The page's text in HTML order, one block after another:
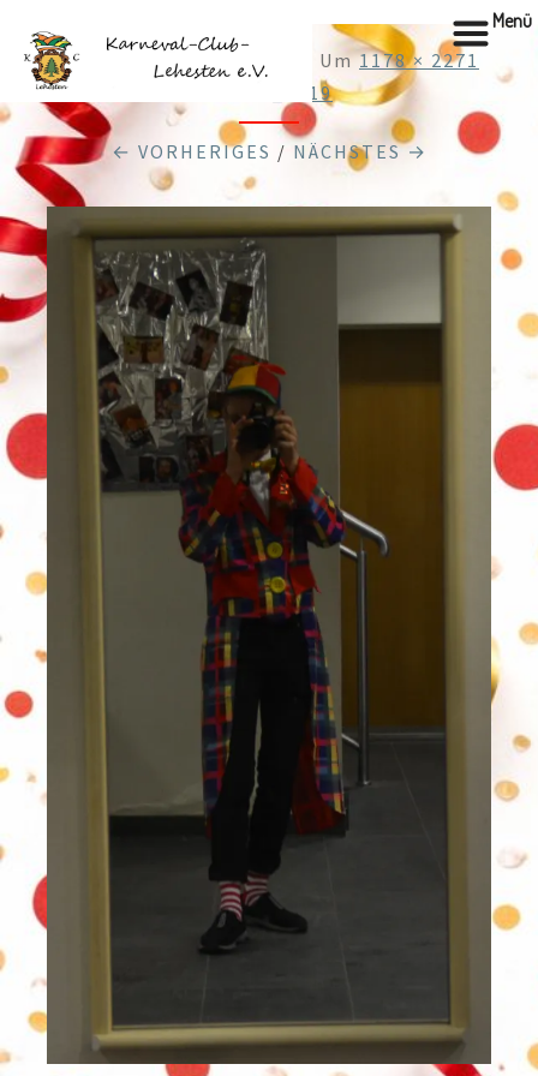
Veröffentlicht 3.02.2026 Um1178 × 2271
DSC_0219
← VORHERIGES / NÄCHSTES →
Menü